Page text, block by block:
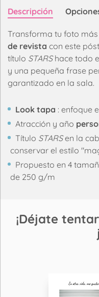
Descripción
Transforma tu foto
de revista con este
título STARShace todo
y una pequeña frase
garantizado en la sala.
Look tapa : enfoque
Atracción y año
Título STARSen la
conservar el estilo
Propuesto en 4
de 250 g/m
¡Déjate